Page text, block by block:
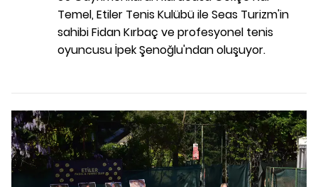
Temel, Etiler Tenis Kulübü ile Seas Turizm'in
sahibi Fidan Kırbaç ve profesyonel tenis
oyuncusu İpek Şenoğlu'ndan oluşuyor.